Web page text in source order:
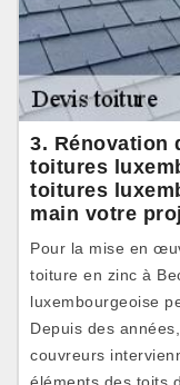
3. Rénovation
toitures
toitures
main votre
Pour la mise en
toiture en zinc à
luxembourgeoise
Depuis des
couvreurs